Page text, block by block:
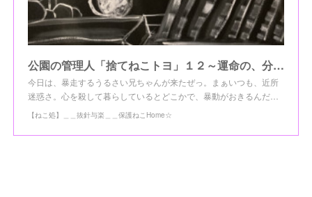
公園の管理人「捨てねこトヨ」１２～運命の、分かれ道～
今日は、暴走するうるさい兄ちゃんが来たぜっ。まぁいつも、近所
迷惑さ。心を殺して暮らしているとどこかで、暴動がおきるんだ…
【ねこ処】＿＿抜針与楽＿＿保護ねこHome☆